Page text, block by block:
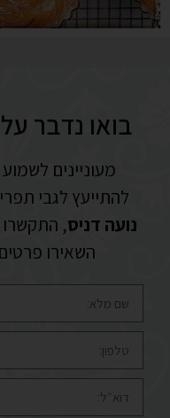
בואו נדבר
מעוניינים
להתייעץ לגבי
נועה דניס,
השאירו